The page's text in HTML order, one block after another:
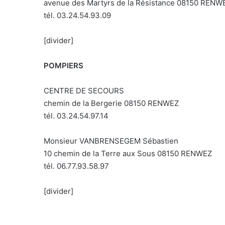
avenue des Martyrs de la Résistance 08150
tél. 03.24.54.93.09
[divider]
POMPIERS
CENTRE DE SECOURS
chemin de la Bergerie 08150 RENWEZ
tél. 03.24.54.97.14
Monsieur VANBRENSEGEM Sébastien
10 chemin de la Terre aux Sous 08150 RENWEZ
tél. 06.77.93.58.97
[divider]